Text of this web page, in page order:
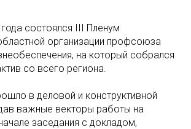
состоялся III Пленум
организации профсоюза
на который собрался
со всего региона.
в деловой и конструктивной
важные векторы работы на
заседания с докладом,